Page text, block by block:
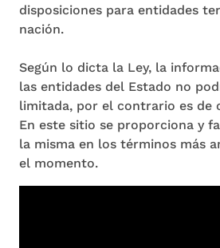
disposiciones para entidades
nación.
Según lo dicta la Ley, la
las entidades del Estado no
limitada, por el contrario es de
En este sitio se proporciona y
la misma en los términos más
el momento.